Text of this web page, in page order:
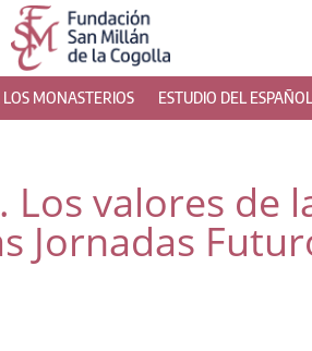
LOS MONASTERIOS ESTUDIO DEL ESPAÑOL
Los valores de
Jornadas